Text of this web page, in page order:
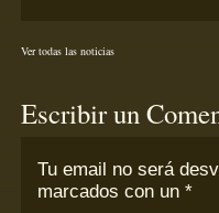
Ver todas las noticias
Escribir un
Tu email noserá
marcados con un *